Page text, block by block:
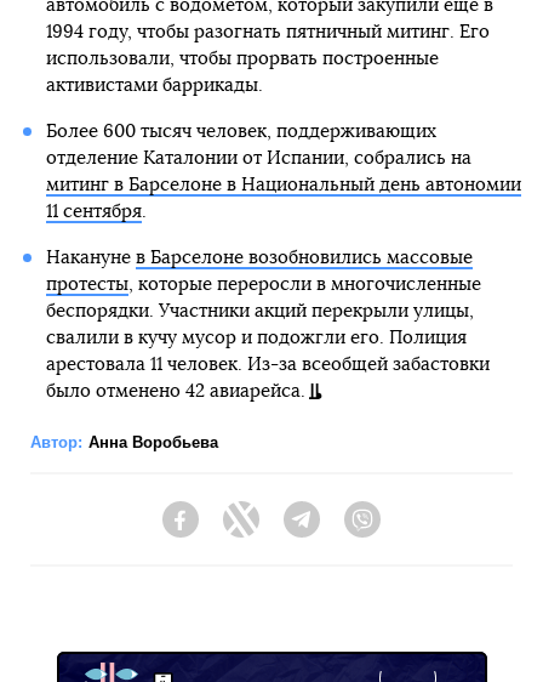
автомобиль с водометом, который закупили еще в
1994 году, чтобы разогнать пятничный митинг. Его
использовали, чтобы прорвать построенные
активистами баррикады.
Более 600 тысяч человек, поддерживающих
отделение Каталонии от Испании, собрались на
митинг в Барселоне в Национальный день автономии
11 сентября.
Накануне в Барселоне возобновились массовые
протесты, которые переросли в многочисленные
беспорядки. Участники акций перекрыли улицы,
свалили в кучу мусор и подожгли его. Полиция
арестовала 11 человек. Из-за всеобщей забастовки
было отменено 42 авиарейса.
Автор: Анна Воробьева
FacebookTwitter Telegram